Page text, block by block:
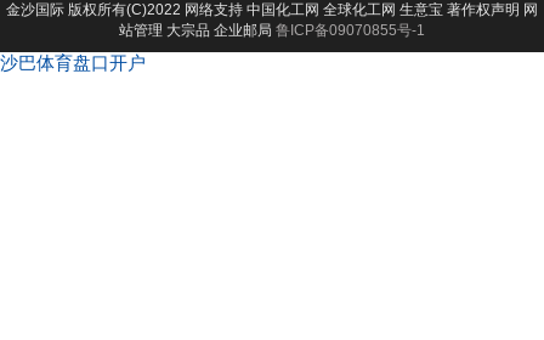
金沙国际 版权所有(C)2022 网络支持 中国化工网 全球化工网 生意宝 著作权声明 网
站管理 大宗品 企业邮局 鲁ICP备09070855号-1
沙巴体育盘口开户